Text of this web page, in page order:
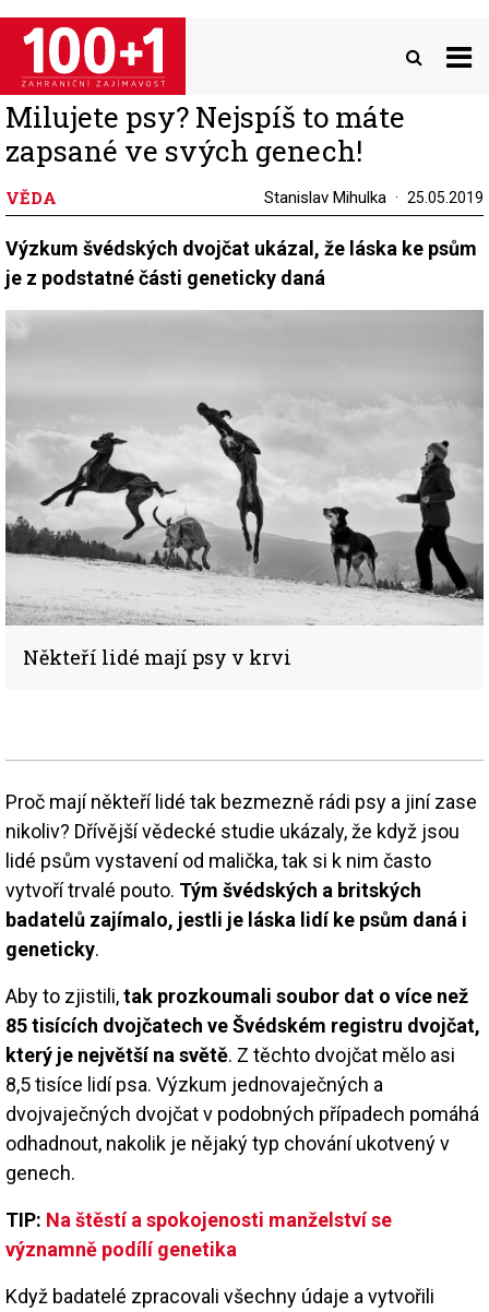
Přejít
hlavnímu
obsahu
Milujete psy? Nejspíš to máte
zapsané ve svých genech!
VĚDA Stanislav Mihulka 25.05.2019
Výzkum švédských dvojčat ukázal, že láska ke psům
je z podstatné části geneticky daná
Někteří lidé mají psy v krvi
Proč mají někteří lidé tak bezmezně rádi psy a jiní zase
nikoliv? Dřívější vědecké studie ukázaly, že když jsou
lidé psům vystavení od malička, tak si k nim často
vytvoří trvalé pouto. Tým švédských a britských
badatelů zajímalo, jestli je láska lidí ke psům daná i
geneticky.
Aby to zjistili,tak prozkoumali soubor dat o více než
85 tisících dvojčatech ve Švédském registru dvojčat,
který je největší na světě. Z těchto dvojčat mělo asi
8,5 tisíce lidí psa. Výzkum jednovaječných a
dvojvaječných dvojčat v podobných případech pomáhá
odhadnout, nakolik je nějaký typ chování ukotvený v
genech.
TIP: Na štěstí a spokojenosti manželství se
významně podílí genetika
Když badatelé zpracovali všechny údaje a vytvořili